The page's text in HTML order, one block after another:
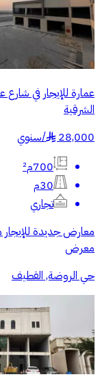
عمارة للإيجار في
الشرقية
28,000
§
/سنوي
700م²
30م
تجاري
معرض
حي الروضة, القطيف